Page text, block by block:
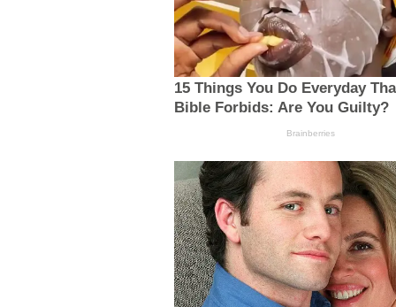
15 Things You Do Everyday
Bible Forbids: Are You Guilty?
Brainberries